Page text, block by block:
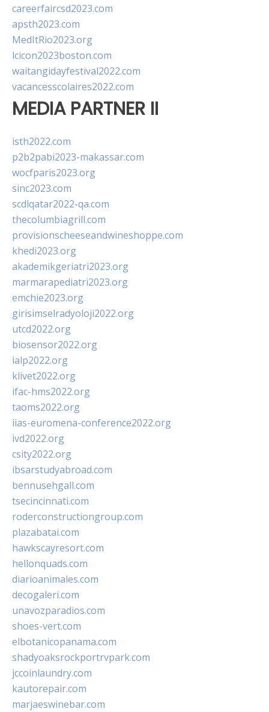
careerfaircsd2023.com
apsth2023.com
MedItRio2023.org
lcicon2023boston.com
waitangidayfestival2022.com
vacancesscolaires2022.com
MEDIA PARTNER II
isth2022.com
p2b2pabi2023-makassar.com
wocfparis2023.org
sinc2023.com
scdlqatar2022-qa.com
thecolumbiagrill.com
provisionscheeseandwineshoppe.com
khedi2023.org
akademikgeriatri2023.org
marmarapediatri2023.org
emchie2023.org
girisimselradyoloji2022.org
utcd2022.org
biosensor2022.org
ialp2022.org
klivet2022.org
ifac-hms2022.org
taoms2022.org
iias-euromena-conference2022.org
ivd2022.org
csity2022.org
ibsarstudyabroad.com
bennusehgall.com
tsecincinnati.com
roderconstructiongroup.com
plazabatai.com
hawkscayresort.com
hellonquads.com
diarioanimales.com
decogaleri.com
unavozparadios.com
shoes-vert.com
elbotanicopanama.com
shadyoaksrockportrvpark.com
jccoinlaundry.com
kautorepair.com
marjaeswinebar.com